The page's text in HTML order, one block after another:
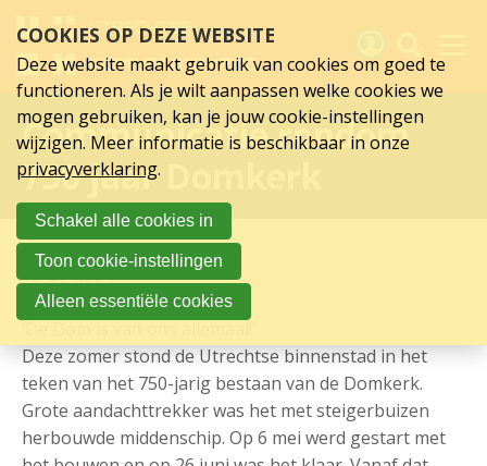
links
over
Spring
hoofd
inhoud
Spring
naar
hoofdnavigatie
Communicatie rondom
750 jaar Domkerk
15-09-2004
Deze zomer stond de Utrechtse binnenstad in het
teken van het 750-jarig bestaan van de Domkerk.
Grote aandachttrekker was het met steigerbuizen
herbouwde middenschip. Op 6 mei werd gestart met
Activiteiten
Nieuws
Verslagen
Sluit je aan
Over UCK
COOKIES OP DEZE WEBSITE
Deze website maakt gebruik van cookies om goed te
functioneren. Als je wilt aanpassen welke cookies we
mogen gebruiken, kan je jouw cookie-instellingen
wijzigen. Meer informatie is beschikbaar in onze
privacyverklaring.
Schakel alle cookies in
Toon cookie-instellingen
Alleen essentiële cookies